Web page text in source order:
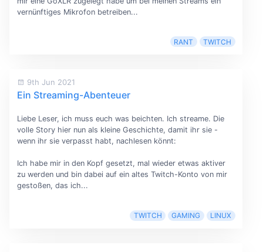
vernünftiges Mikrofon betreiben...
RANT TWITCH
9th Jun 2021
Ein Streaming-Abenteuer
Liebe Leser, ich muss euch was beichten. Ich streame. Die
volle Story hier nun als kleine Geschichte, damit ihr sie -
wenn ihr sie verpasst habt, nachlesen könnt:
Ich habe mir in den Kopf gesetzt, mal wieder etwas aktiver
zu werden und bin dabei auf ein altes Twitch-Konto von mir
gestoßen, das ich...
TWITCH GAMING LINUX